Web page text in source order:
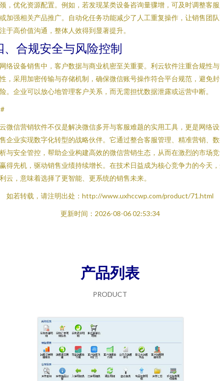
，优化资源配置。例如，若发现某类设备咨询量骤增，可及时调整客
加强相关产品推广。自动化任务功能减少了人工重复操作，让销售团
于高价值沟通，整体人效得到显著提升。
、合规安全与风险控制
络设备销售中，客户数据与商业机密至关重要。利云软件注重合规性
，采用加密传输与存储机制，确保微信账号操作符合平台规范，避免
。企业可以放心地管理客户关系，而无需担忧数据泄露或运营中断。
微信营销软件不仅是解决微信多开与客服难题的实用工具，更是网络
企业实现数字化转型的战略伙伴。它通过整合客服管理、精准营销、
与安全管控，帮助企业构建高效的微信营销生态，从而在激烈的市场
得先机，驱动销售业绩持续增长。在技术日益成为核心竞争力的今天
云，意味着选择了更智能、更系统的销售未来。
如若转载，请注明出处：http://www.uxhccwp.com/product/71.html
更新时间：2026-08-06 02:53:34
产品列表
PRODUCT